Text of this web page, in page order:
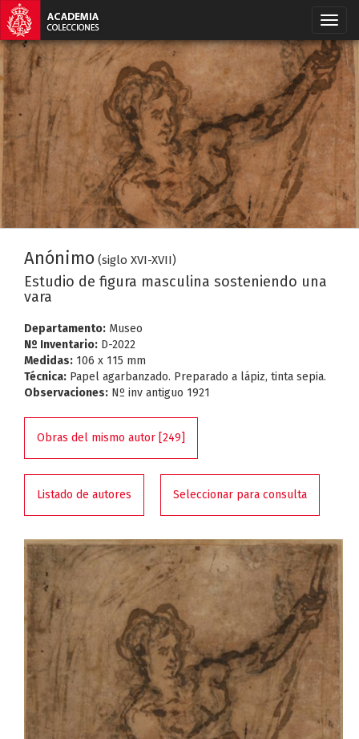
Anónimo (siglo XVI-XVII)
Estudio de figura masculina sosteniendo una
vara
Departamento: Museo
Nº Inventario: D-2022
Medidas: 106 x 115 mm
Técnica: Papel agarbanzado. Preparado a lápiz, tinta sepia.
Observaciones: Nº inv antiguo 1921
Obras del mismo autor [249]
Listado de autores Seleccionar para consulta